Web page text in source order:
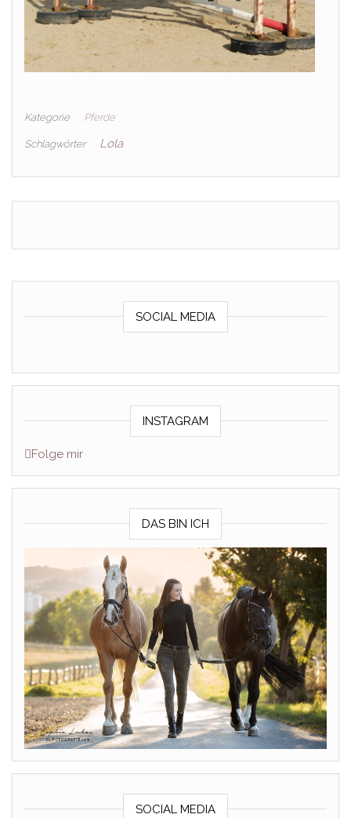
Kategorie Pferde
Schlagwörter Lola
SOCIAL MEDIA
INSTAGRAM
Folge mir
DAS BIN ICH
SOCIAL MEDIA